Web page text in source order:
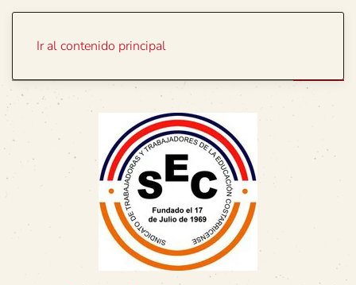
Ir al contenido principal